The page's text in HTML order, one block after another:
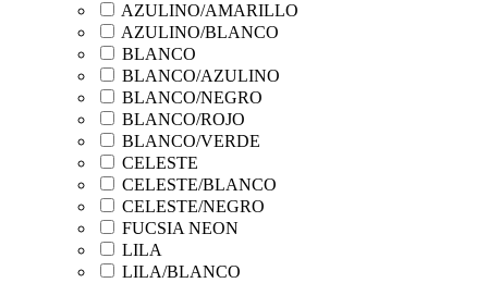
AZULINO/AMARILLO
AZULINO/BLANCO
BLANCO
BLANCO/AZULINO
BLANCO/NEGRO
BLANCO/ROJO
BLANCO/VERDE
CELESTE
CELESTE/BLANCO
CELESTE/NEGRO
FUCSIA NEON
LILA
LILA/BLANCO